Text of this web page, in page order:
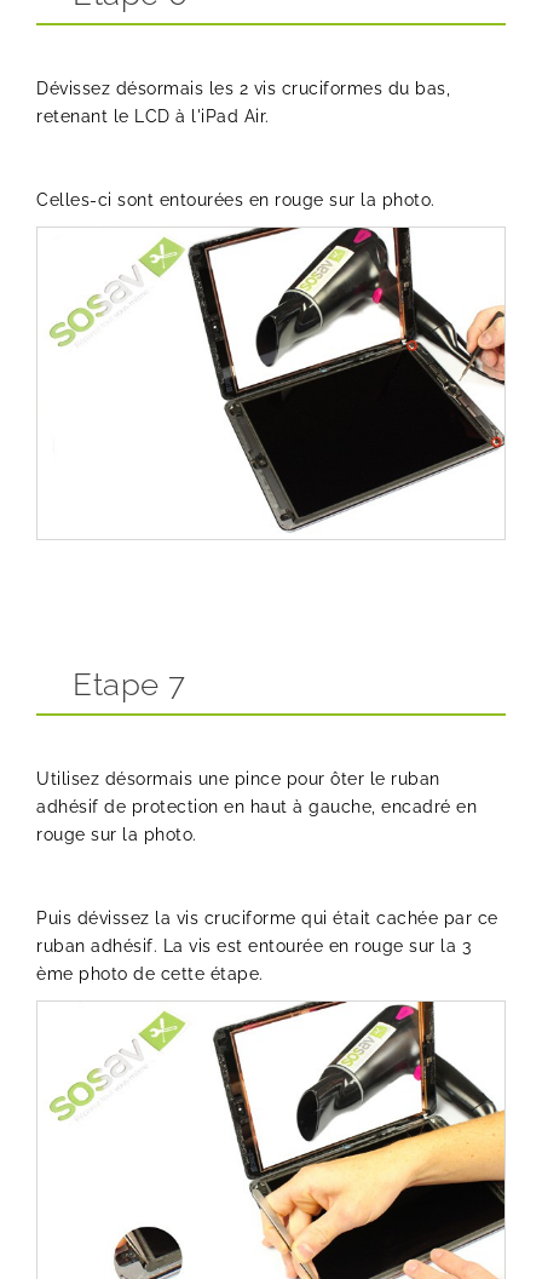
Dévissez désormais les 2 vis cruciformes du bas,
retenant le LCD à l'iPad Air.
Celles-ci sont entourées en rouge sur la photo.
Etape 7
Utilisez désormais une pince pour ôter le ruban
adhésif de protection en haut à gauche, encadré en
rouge sur la photo.
Puis dévissez la vis cruciforme qui était cachée par ce
ruban adhésif. La vis est entourée en rouge sur la 3
ème photo de cette étape.